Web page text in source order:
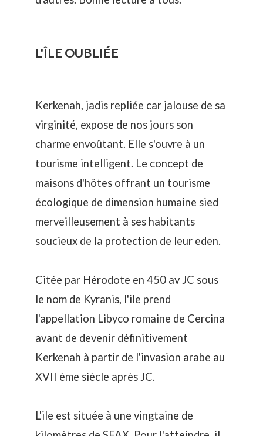
L'ÎLE OUBLIÉE
Kerkenah, jadis repliée car jalouse de sa
virginité, expose de nos jours son
charme envoûtant. Elle s'ouvre à un
tourisme intelligent. Le concept de
maisons d'hôtes offrant un tourisme
écologique de dimension humaine sied
merveilleusement à ses habitants
soucieux de la protection de leur eden.
Citée par Hérodote en 450 av JC sous
le nom de Kyranis, l'ile prend
l'appellation Libyco romaine de Cercina
avant de devenir définitivement
Kerkenah à partir de l'invasion arabe au
XVII ème siècle après JC.
L'ile est située à une vingtaine de